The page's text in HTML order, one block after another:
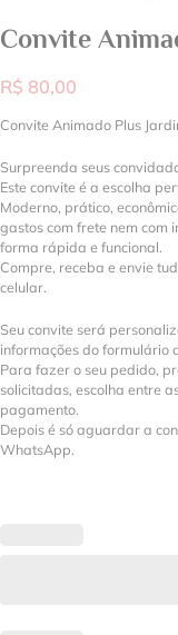
Convite
R$ 80,00
Convite Animado Plus
Surpreenda seus
Este convite é a escolha
Moderno, prático,
gastos com frete nem com
forma rápida e funcional.
Compre, receba e envie
celular.
Seu convite será
informações do formulário
Para fazer o seu pedido,
solicitadas, escolha entre
pagamento.
Depois é só aguardar a
WhatsApp.